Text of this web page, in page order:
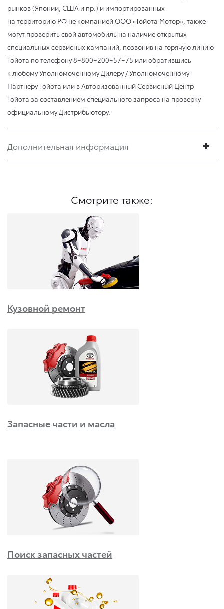
рынков (Японии, США и пр.) и импортированных
на территорию РФ не компанией ООО «Тойота Мотор», также
могут проверить свой автомобиль на наличие открытых
специальных сервисных кампаний, позвонив на горячую линию
Тойота по телефону 8−800−200−57−75 или обратившись
к любому Уполномоченному Дилеру / Уполномоченному
Партнеру Тойота или в Авторизованный Сервисный Центр
Тойота за составлением специального запроса на проверку
официальному Дистрибьютору.
Дополнительная информация
Смотрите также:
Кузовной ремонт
Запасные части и масла
Поиск запасных частей